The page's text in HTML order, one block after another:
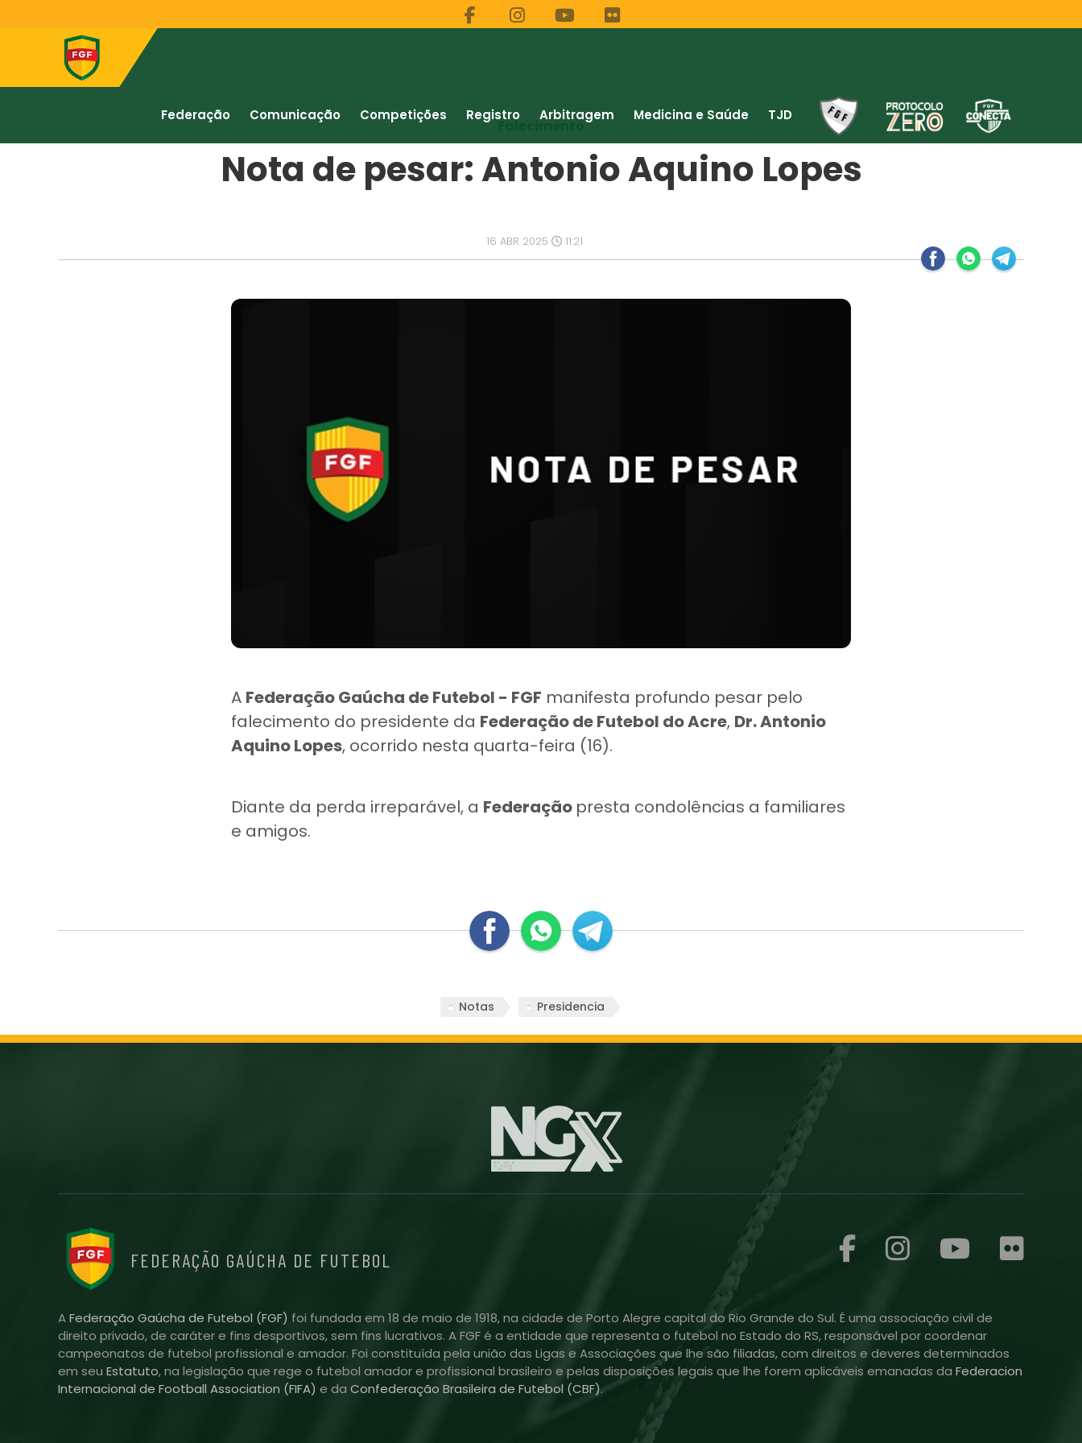
Federação Comunicação Competições Registro Arbitragem Medicina e Saúde TJD
Nota de pesar: Antonio Aquino Lopes
16 ABR 2025 11:21
A Federação Gaúcha de Futebol - FGF manifesta profundo pesar pelo
falecimento do presidente da Federação de Futebol do Acre, Dr. Antonio
Aquino Lopes, ocorrido nesta quarta-feira (16).
Diante da perda irreparável, a Federação presta condolências a familiares
e amigos.
Notas Presidencia
FEDERAÇÃO GAÚCHA DE FUTEBOL
AFederação Gaúcha de Futebol (FGF) foi fundada em 18 de maio de 1918, na cidade de Porto Alegre capital do Rio Grande do Sul. É uma associação civil de
direito privado, de caráter e fins desportivos, sem fins lucrativos. A FGF é a entidade que representa o futebol no Estado do RS, responsável por coordenar
campeonatos de futebol profissional e amador. Foi constituída pela união das Ligas e Associações que lhe são filiadas, com direitos e deveres determinados
em seu Estatuto, na legislação que rege o futebol amador e profissional brasileiro e pelas disposições legais que lhe forem aplicáveis emanadas da Federacion
Internacional de Football Association (FIFA) e da Confederação Brasileira de Futebol (CBF).